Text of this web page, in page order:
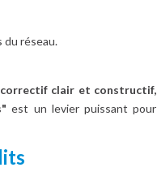
du réseau.
correctif clair et constructif,
est un levier puissant pour